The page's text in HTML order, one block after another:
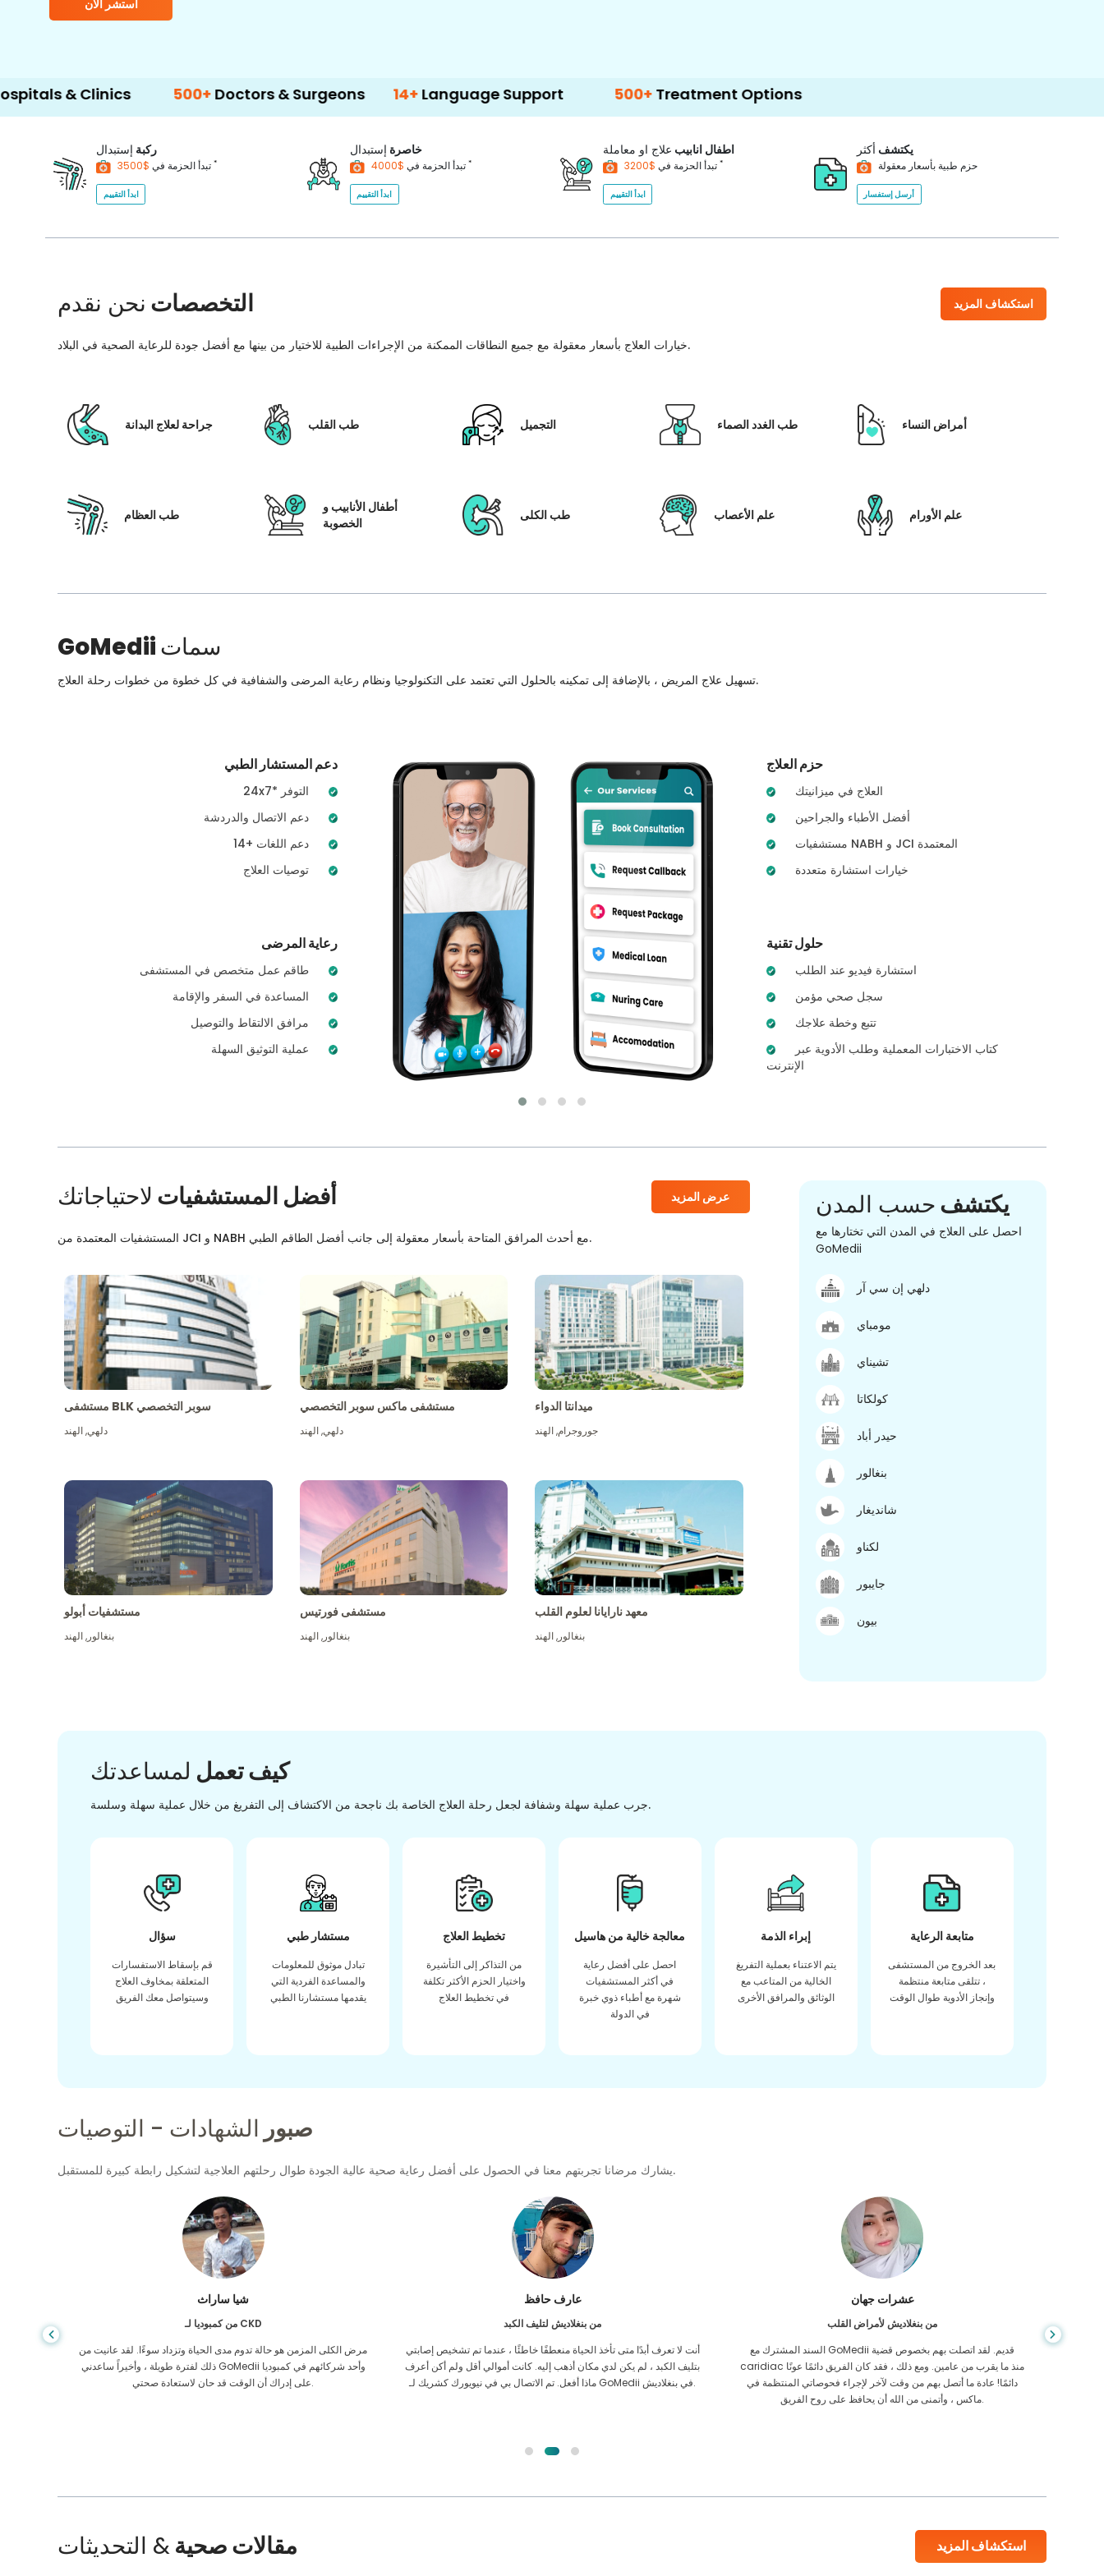
استشر الآن
Clinics 500+ Doctors & Surgeons 14+Language Support 500+ Treatment Options
ركبة إستبدال
تبدأ الحزمة في *
ابدأ التقييم
خاصرة إستبدال
تبدأ الحزمة في$4000 *
ابدأ التقييم
اطفال انابيب علاج او معاملة
تبدأ الحزمة في *
ابدأ التقييم
يكتشف أكثر
حزم طبية بأسعار معقولة
أرسل إستفسار
التخصصات نحن نقدم استكشاف المزيد
خيارات العلاج بأسعار معقولة مع جميع النطاقات الممكنة من الإجراءات الطبية للاختيار من بينها مع أفضل جودة للرعاية الصحية في البلاد.
جراحة لعلاج البدانة طب القلب التجميل طب الغدد الصماء أمراض النساء
طب العظام
أطفال الأنابيب و
الخصوبة
طب الكلى علم الأعصاب علم الأورام
GoMediiسمات
تسهيل علاج المريض ، بالإضافة إلى تمكينه بالحلول التي تعتمد على التكنولوجيا ونظام رعاية المرضى والشفافية في كل خطوة من خطوات رحلة العلاج.
دعم المستشار الطبي
رعاية المرضى
حزم العلاج
العلاج في ميزانيتك
أفضل الأطباء والجراحين
مستشفيات NABH و JCI المعتمدة
خيارات استشارة متعددة
حلول تقنية
استشارة فيديو عند الطلب
سجل صحي مؤمن
تتبع وخطة علاجك
الإنترنت
أفضل المستشفيات لاحتياجاتك عرض المزيد
المستشفيات المعتمدة من JCI و NABH مع أحدث المرافق المتاحة بأسعار معقولة إلى جانب أفضل الطاقم الطبي.
مستشفى BLK سوبر التخصصي
دلهي,الهند
مستشفى ماكس سوبر التخصصي
دلهي,الهند
ميدانتا الدواء
جوروجرام,الهند
مستشفيات أبولو
بنغالور,الهند
مستشفى فورتيس
بنغالور,الهند
معهد نارايانا لعلوم القلب
بنغالور,الهند
يكتشفحسب المدن
احصل على العلاج في المدن التي تختارها مع
GoMedii
دلهي إن سي آر
مومباي
تشيناي
كولكاتا
حيدر أباد
بنغالور
شانديغار
لكناو
جايبور
بيون
كيف تعمل لمساعدتك
جرب عملية سهلة وشفافة لجعل رحلة العلاج الخاصة بك ناجحة من الاكتشاف إلى التفريغ من خلال عملية سهلة وسلسة.
سؤال
قم بإسقاط الاستفسارات
المتعلقة بمخاوف العلاج
وسيتواصل معك الفريق
مستشار طبي
تبادل موثوق للمعلومات
والمساعدة الفردية التي
يقدمها مستشارنا الطبي
تخطيط العلاج
من التذاكر إلى التأشيرة
واختيار الحزم الأكثر تكلفة
في تخطيط العلاج
معالجة خالية من هاسيل
احصل على أفضل رعاية
في أكثر المستشفيات
شهرة مع أطباء ذوي خبرة
في الدولة
إبراء الذمة
يتم الاعتناء بعملية التفريغ
الخالية من المتاعب مع
الوثائق والمرافق الأخرى
متابعة الرعاية
بعد الخروج من المستشفى
، تتلقى متابعة منتظمة
وإنجاز الأدوية طوال الوقت
صبور الشهادات - التوصيات
يشارك مرضانا تجربتهم معنا في الحصول على أفضل رعاية صحية عالية الجودة طوال رحلتهم العلاجية لتشكيل رابطة كبيرة للمستقبل.
شيا ساراث
من كمبوديا لـ CKD
مرض الكلى المزمن هو حالة تدوم مدى الحياة وتزداد سوءًا. لقد عانيت من
ذلك لفترة طويلة ، وأخيراً ساعدني GoMedii وأحد شركائهم في كمبوديا
على إدراك أن الوقت قد حان لاستعادة صحتي.
عارف حافظ
من بنغلاديش لتليف الكبد
أنت لا تعرف أبدًا متى تأخذ الحياة منعطفًا خاطئًا ، عندما تم تشخيص إصابتي
بتليف الكبد ، لم يكن لدي مكان أذهب إليه. كانت أموالي أقل ولم أكن أعرف
ماذا أفعل. تم الاتصال بي في نيويورك كشريك لـ GoMedii في بنغلاديش.
عشرات جهان
من بنغلاديش لأمراض القلب
السند المشترك مع GoMedii قديم. لقد اتصلت بهم بخصوص قضية
caridiac منذ ما يقرب من عامين. ومع ذلك ، فقد كان الفريق دائمًا عونًا
دائمًا! عادة ما أتصل بهم من وقت لآخر لإجراء فحوصاتي المنتظمة في
ماكس ، وأتمنى من الله أن يحافظ على روح الفريق.
مقالات صحية& التحديثات استكشاف المزيد